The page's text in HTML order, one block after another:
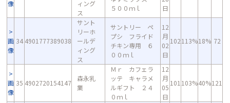
像
ィング
ス
５００ｍｌ
日
画
像
34 4901777389038
サント
リーホ
ールデ
ィング
ス
サントリー ペ
プシ フライド
チキン専用 ６
００ｍｌ
12
月
02
日
102113%18% 72
画
像
35 4902720154147
森永乳
業
Ｍｒ カフェラ
ッテ キャラメ
ルギフト ２４
０ｍｌ
12
月
05
日
101 103%40%121